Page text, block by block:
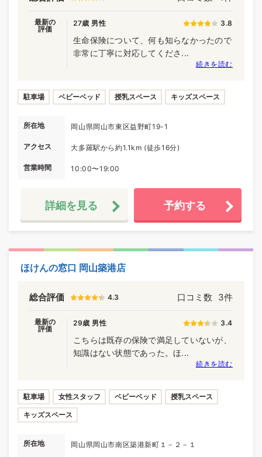
最新の
評価
27歳 男性 3.8
生命保険について、何も知らなかったので
非常に丁寧に対応してくださ...
続きを読む
駐車場 ベビーベッド 授乳スペース キッズスペース
所在地 岡山県岡山市東区益野町19-1
アクセス 大多羅駅から約1.1km (徒歩16分)
営業時間 10:00〜19:00
詳細を見る 予約する
ほけんの窓口 岡山築港店
総合評価 4.3 口コミ数 3件
最新の
評価
29歳 男性 3.4
こちらは既存の保険で満足していないが、
知識はない状態であった。ほ...
続きを読む
駐車場 女性スタッフ ベビーベッド 授乳スペース
キッズスペース
所在地 岡山県岡山市南区築港新町１－２－１